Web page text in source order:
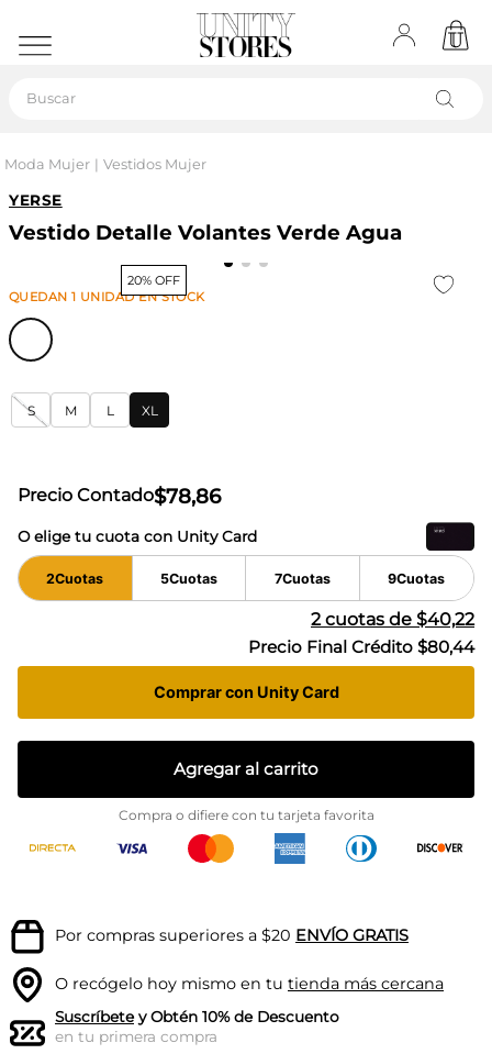
Moda Mujer Vestidos Mujer
YERSE
Vestido Detalle Volantes Verde Agua
20% OFF
QUEDAN1 UNIDADEN STOCK
S M L XL
Precio Contado$78,86
O elige tu cuota con Unity Card
2Cuotas 5Cuotas 7Cuotas 9Cuotas
2cuotas de $40,22
Precio Final Crédito $80,44
Comprar con Unity Card
Agregar al carrito
Compra o difiere con tu tarjeta favorita
Por compras superiores a $20 ENVÍO GRATIS
O recógelo hoy mismo en tu tienda más cercana
Suscríbetey Obtén 10% de Descuento
en tu primera compra